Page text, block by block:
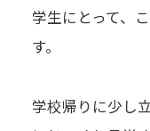
学生にとって、
す。
学校帰りに少し